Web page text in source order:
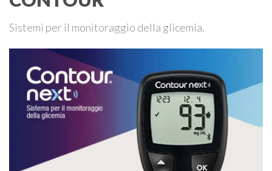
Sistemi per il monitoraggio della glicemia.